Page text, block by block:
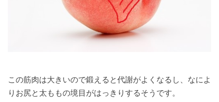
この筋肉は大きいので鍛えると代謝がよくなるし、なによ
りお尻と太ももの境目がはっきりするそうです。